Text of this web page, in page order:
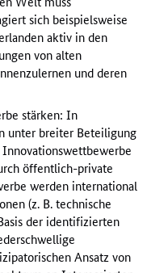
sich beispielsweise
aktiv in den
von alten
und deren
stärken: In
unter breiter Beteiligung
öffentlich-private
werden international
(z. B. technische
der identifizierten
Ansatz von